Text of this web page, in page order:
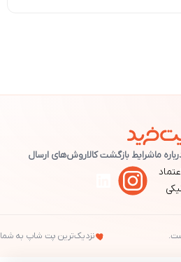
ماشرایط بازگشت کالاروش‌های ارسال
نزدیک‌ترین پت شاپ به شما